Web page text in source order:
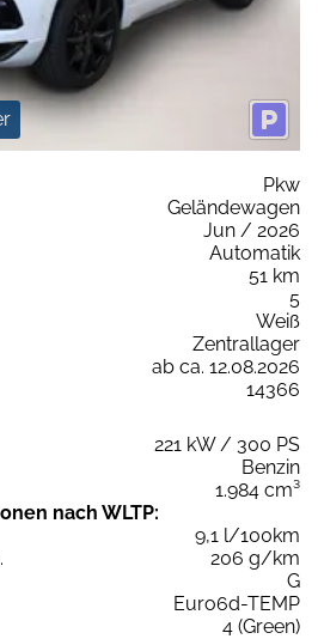
Pkw
Geländewagen
Jun / 2026
Automatik
51 km
5
Weiß
Zentrallager
ab ca. 12.08.2026
14366
221 kW / 300 PS
Benzin
1.984 cm³
nach WLTP:
9,1 l/100km
206 g/km
G
Euro6d-TEMP
4 (Green)